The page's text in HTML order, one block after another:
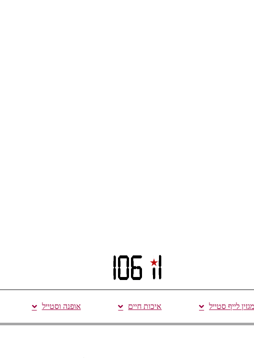
מגזין לייף סטייל איכות חיים אופנה וסטייל